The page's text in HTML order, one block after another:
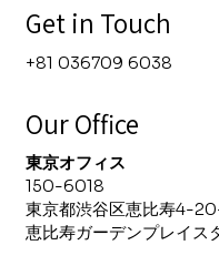
Get in Touch
+81 036709 6038
Our Office
東京オフィス
150-6018
東京都渋谷区恵比寿4-
恵比寿ガーデンプレイス